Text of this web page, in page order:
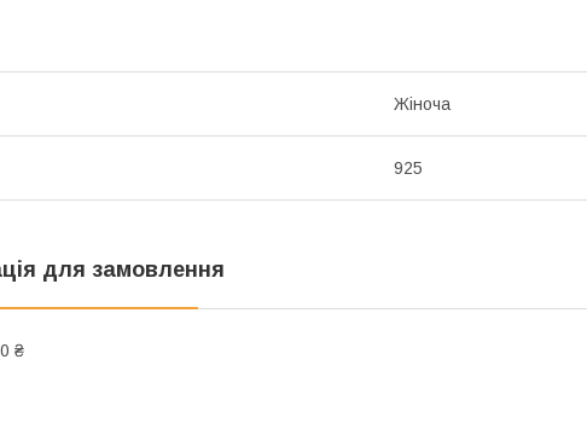
Жіноча
925
для замовлення
₴